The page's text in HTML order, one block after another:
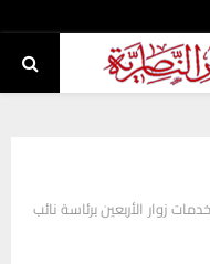
زوار الأربعين برئاسة نائب